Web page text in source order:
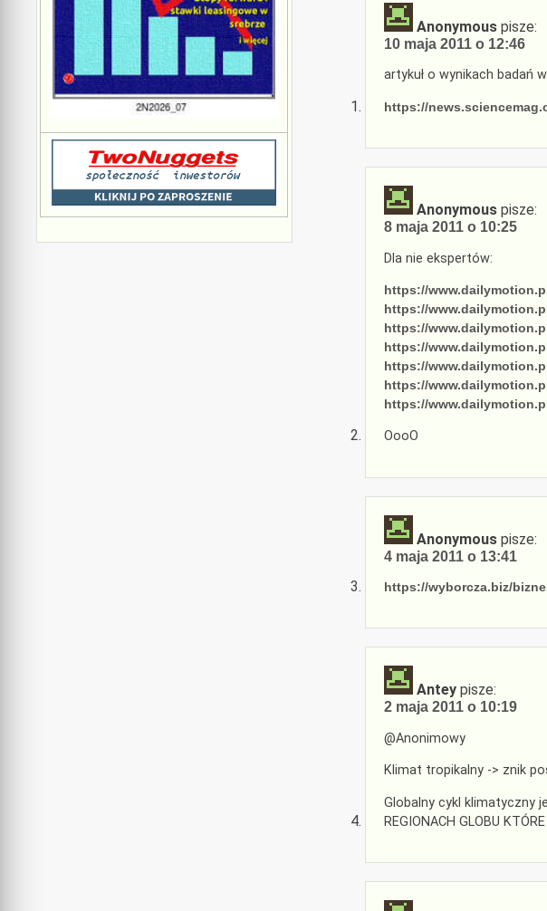
Anonymous pisze:
10 maja 2011 o 12:46
artykuł o wynikach badań
https://
Anonymous pisze:
8 maja 2011 o 10:25
Dla nie ekspertów:
https://
https://
https://
https://
https://
https://
https://
OooO
Anonymous pisze:
4 maja 2011 o 13:41
https://wyborcza.biz/
Antey pisze:
2 maja 2011 o 10:19
@Anonimowy
Klimat tropikalny -> znik
Globalny cykl klimatyczny
REGIONACH GLOBU